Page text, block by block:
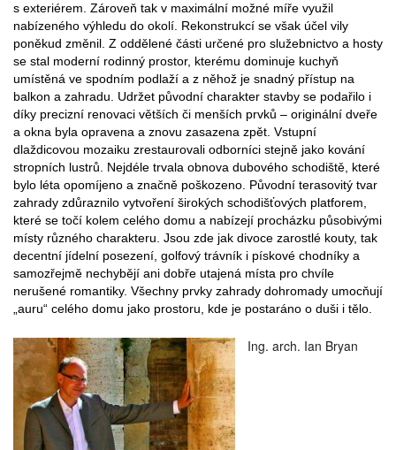
s exteriérem. Zároveň tak v maximální možné míře využil
nabízeného výhledu do okolí. Rekonstrukcí se však účel vily
poněkud změnil. Z oddělené části určené pro služebnictvo a hosty
se stal moderní rodinný prostor, kterému dominuje kuchyň
umístěná ve spodním podlaží a z něhož je snadný přístup na
balkon a zahradu. Udržet původní charakter stavby se podařilo i
díky precizní renovaci větších či menších prvků – originální dveře
a okna byla opravena a znovu zasazena zpět. Vstupní
dlaždicovou mozaiku zrestaurovali odborníci stejně jako kování
stropních lustrů. Nejdéle trvala obnova dubového schodiště, které
bylo léta opomíjeno a značně poškozeno. Původní terasovitý tvar
zahrady zdůraznilo vytvoření širokých schodišťových platforem,
které se točí kolem celého domu a nabízejí procházku působivými
místy různého charakteru. Jsou zde jak divoce zarostlé kouty, tak
decentní jídelní posezení, golfový trávník i pískové chodníky a
samozřejmě nechybějí ani dobře utajená místa pro chvíle
nerušené romantiky. Všechny prvky zahrady dohromady umocňují
„auru“ celého domu jako prostoru, kde je postaráno o duši i tělo.
Ing. arch. Ian Bryan